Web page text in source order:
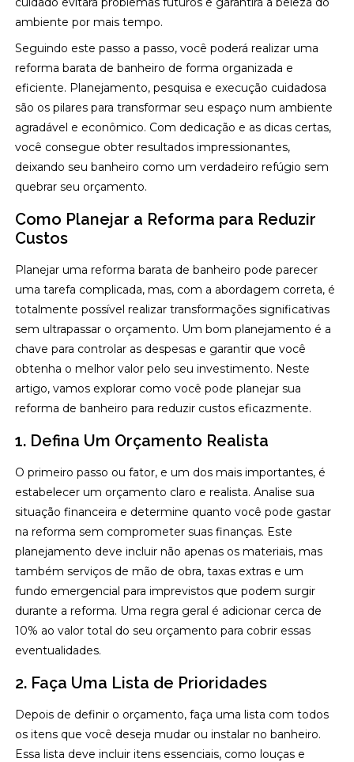
ambiente por mais tempo.
Seguindo este passo a passo, você poderá realizar uma
reforma barata de banheiro de forma organizada e
eficiente. Planejamento, pesquisa e execução cuidadosa
são os pilares para transformar seu espaço num ambiente
agradável e econômico. Com dedicação e as dicas certas,
você consegue obter resultados impressionantes,
deixando seu banheiro como um verdadeiro refúgio sem
quebrar seu orçamento.
Como Planejar a Reforma para Reduzir
Custos
Planejar uma reforma barata de banheiro pode parecer
uma tarefa complicada, mas, com a abordagem correta, é
totalmente possível realizar transformações significativas
sem ultrapassar o orçamento. Um bom planejamento é a
chave para controlar as despesas e garantir que você
obtenha o melhor valor pelo seu investimento. Neste
artigo, vamos explorar como você pode planejar sua
reforma de banheiro para reduzir custos eficazmente.
1. Defina Um Orçamento Realista
O primeiro passo ou fator, e um dos mais importantes, é
estabelecer um orçamento claro e realista. Analise sua
situação financeira e determine quanto você pode gastar
na reforma sem comprometer suas finanças. Este
planejamento deve incluir não apenas os materiais, mas
também serviços de mão de obra, taxas extras e um
fundo emergencial para imprevistos que podem surgir
durante a reforma. Uma regra geral é adicionar cerca de
10% ao valor total do seu orçamento para cobrir essas
eventualidades.
2. Faça Uma Lista de Prioridades
Depois de definir o orçamento, faça uma lista com todos
os itens que você deseja mudar ou instalar no banheiro.
Essa lista deve incluir itens essenciais, como louças e